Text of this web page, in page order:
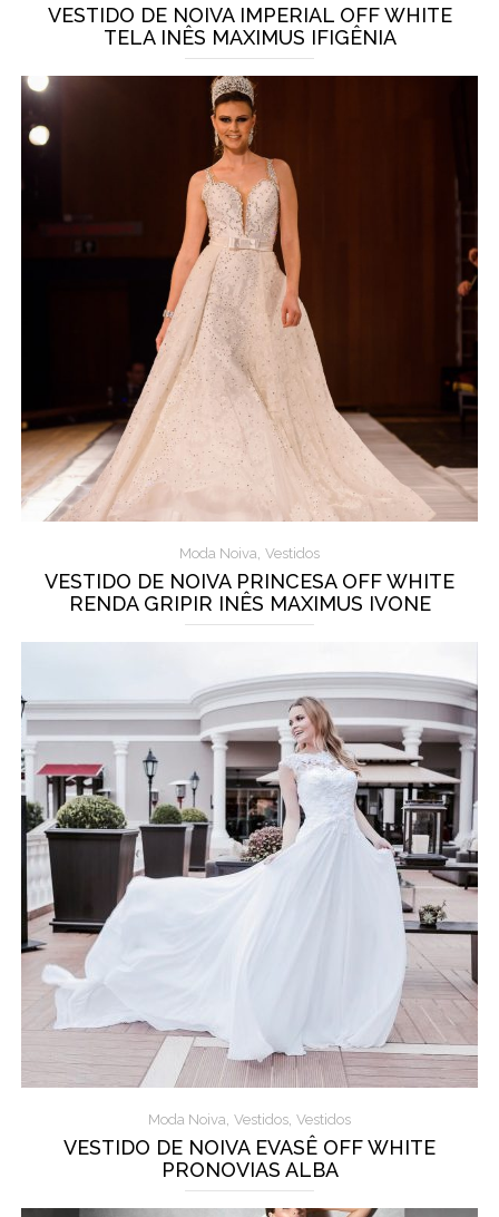
VESTIDO DE NOIVA IMPERIAL OFF WHITE
TELA INÊS MAXIMUS IFIGÊNIA
Moda Noiva, Vestidos
VESTIDO DE NOIVA PRINCESA OFF WHITE
RENDA GRIPIR INÊS MAXIMUS IVONE
Moda Noiva, Vestidos, Vestidos
VESTIDO DE NOIVA EVASÊ OFF WHITE
PRONOVIAS ALBA